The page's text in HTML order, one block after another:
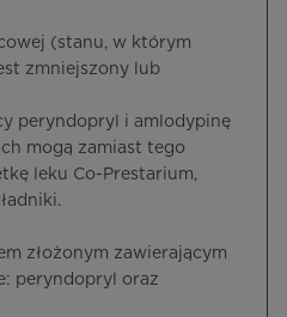
(stanu, w którym
zmniejszony lub
peryndopryl i amlodypinę
mogą zamiast tego
leku Co-Prestarium,
złożonym zawierającym
peryndopryl oraz